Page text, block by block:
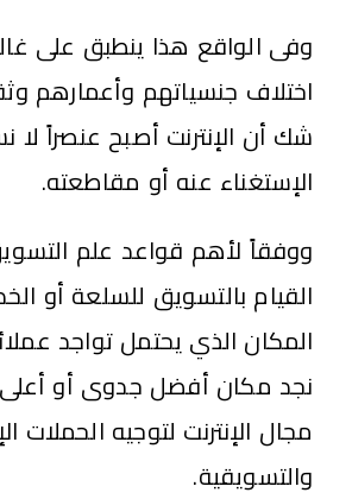
وفى الواقع هذا ينطبق على
اختلاف جنسياتهم وأعمارهم
شك أن الإنترنت أصبح عنصراً لا
الإستغناء عنه أو مقاطعته.
ووفقاً لأهم قواعد علم
القيام بالتسويق للسلعة أو
المكان الذي يحتمل تواجد
نجد مكان أفضل جدوى أو
مجال الإنترنت لتوجيه الحملات
والتسويقية.